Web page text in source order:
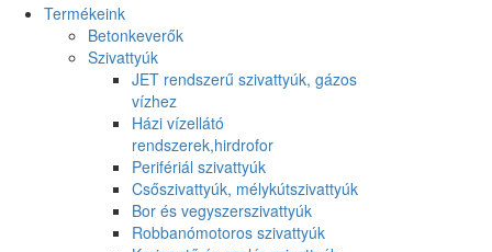
Termékeink
Betonkeverők
Szivattyúk
JET rendszerű szivattyúk, gázos
vízhez
Házi vízellátó
rendszerek,hirdrofor
Perifériál szivattyúk
Csőszivattyúk, mélykútszivattyúk
Bor és vegyszerszivattyúk
Robbanómotoros szivattyúk